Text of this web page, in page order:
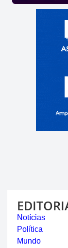
Notícias
Política
Mundo